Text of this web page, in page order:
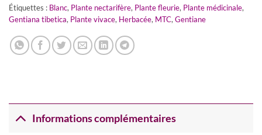
Étiquettes : Blanc, Plante nectarifère, Plante fleurie, Plante médicinale,
Gentiana tibetica, Plante vivace, Herbacée, MTC,Gentiane
Informations complémentaires